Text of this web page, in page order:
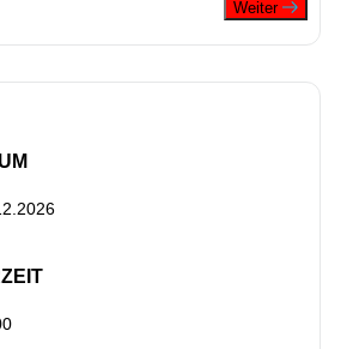
Weiter